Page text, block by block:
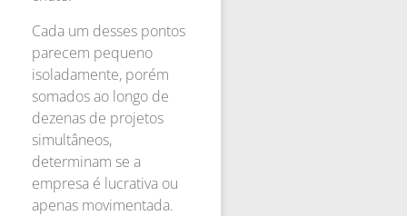
Cada um desses pontos
parecem pequeno
isoladamente, porém
somados ao longo de
dezenas de projetos
simultâneos,
determinam se a
empresa é lucrativa ou
apenas movimentada.